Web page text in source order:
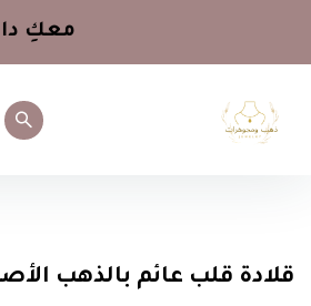
معكِ
قلادة قلب عائم بالذهب